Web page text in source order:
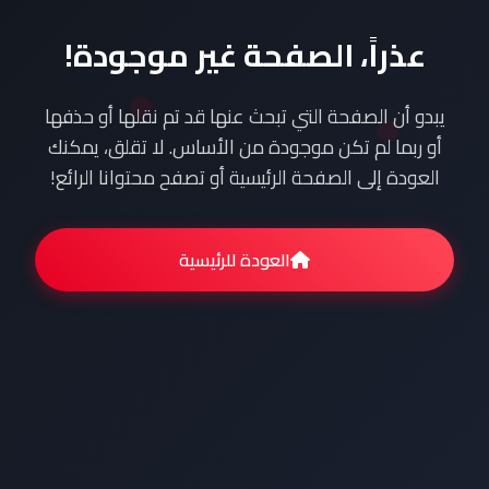
عذراً، الصفحة غير موجودة!
يبدو أن الصفحة التي تبحث عنها قد تم نقلها أو حذفها
أو ربما لم تكن موجودة من الأساس. لا تقلق، يمكنك
العودة إلى الصفحة الرئيسية أو تصفح محتوانا الرائع!
العودة للرئيسية